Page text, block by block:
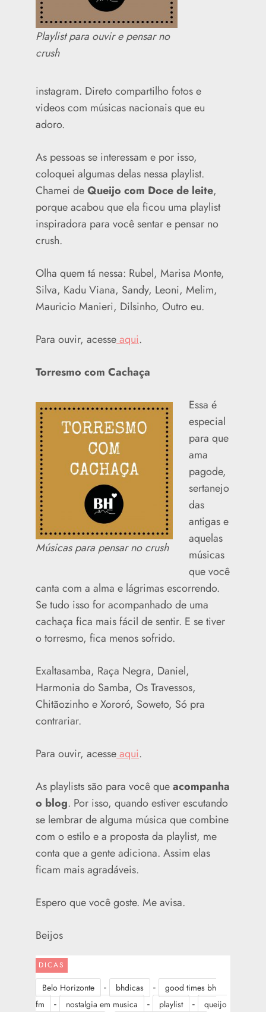
Playlist para ouvir e pensar no
crush
instagram. Direto compartilho fotos e
videos com músicas nacionais que eu
adoro.
As pessoas se interessam e por isso,
coloquei algumas delas nessa playlist.
Chamei deQueijo com Doce de leite,
porque acabou que ela ficou uma playlist
inspiradora para você sentar e pensar no
crush.
Olha quem tá nessa: Rubel, Marisa Monte,
Silva, Kadu Viana, Sandy, Leoni, Melim,
Mauricio Manieri, Dilsinho, Outro eu.
Para ouvir, acesseaqui.
Torresmo com Cachaça
Músicas para pensar no crush
Essa é
especial
para que
ama
pagode,
sertanejo
das
antigas e
aquelas
músicas
que você
canta com a alma e lágrimas escorrendo.
Se tudo isso for acompanhado de uma
cachaça fica mais fácil de sentir. E se tiver
o torresmo, fica menos sofrido.
Exaltasamba, Raça Negra, Daniel,
Harmonia do Samba, Os Travessos,
Chitãozinho e Xororó, Soweto, Só pra
contrariar.
Para ouvir, acesseaqui.
As playlists são para você queacompanha
o blog. Por isso, quando estiver escutando
se lembrar de alguma música que combine
com o estilo e a proposta da playlist, me
conta que a gente adiciona. Assim elas
ficam mais agradáveis.
Espero que você goste. Me avisa.
Beijos
DICAS
Belo Horizonte - bhdicas -
good times bh
fm
- nostalgia em musica - playlist -
queijo